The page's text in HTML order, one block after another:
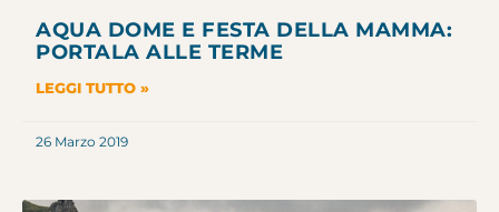
AQUA DOME E FESTA DELLA MAMMA:
PORTALA ALLE TERME
LEGGI TUTTO »
26 Marzo 2019